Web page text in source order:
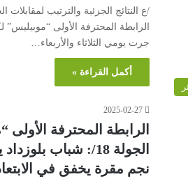
الرابطة المحترفة الأولى “موبيليس”
جرت يومي الثلاثاء والأربعاء…
أكمل القراءة »
2025-02-27
الرابطة المحترفة
الجولة 18/: شباب
نجم مقرة يخفق في